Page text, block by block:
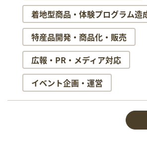
着地型商品・体験プログラム造
特産品開発・商品化・販売
広報・PR・メディア対応
イベント企画・運営